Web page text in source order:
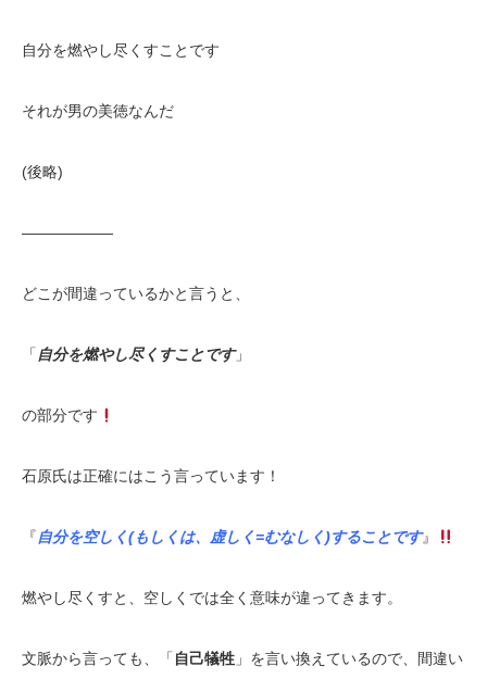
自分を燃やし尽くすことです
それが男の美徳なんだ
(後略)
——————
どこが間違っているかと言うと、
「 自分を燃やし尽くすことです」
の部分です
石原氏は正確にはこう言っています！
『自分を空しく(もしくは、虚しく=むなしく)することです』
燃やし尽くすと、空しくでは全く意味が違ってきます。
文脈から言っても、「 自己犠牲 」を言い換えているので、間違い